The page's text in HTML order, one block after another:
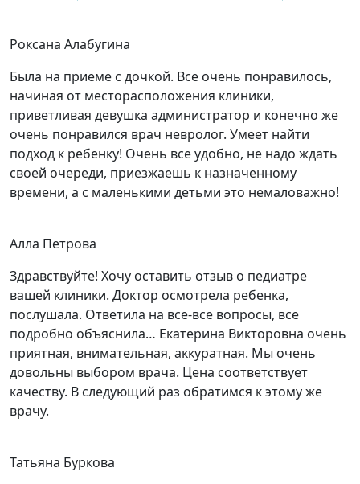
Роксана Алабугина
Была на приеме с дочкой. Все очень понравилось,
начиная от месторасположения клиники,
приветливая девушка администратор и конечно же
очень понравился врач невролог. Умеет найти
подход к ребенку! Очень все удобно, не надо ждать
своей очереди, приезжаешь к назначенному
времени, а с маленькими детьми это немаловажно!
Алла Петрова
Здравствуйте! Хочу оставить отзыв о педиатре
вашей клиники. Доктор осмотрела ребенка,
послушала. Ответила на все-все вопросы, все
подробно объяснила… Екатерина Викторовна очень
приятная, внимательная, аккуратная. Мы очень
довольны выбором врача. Цена соответствует
качеству. В следующий раз обратимся к этому же
врачу.
Татьяна Буркова